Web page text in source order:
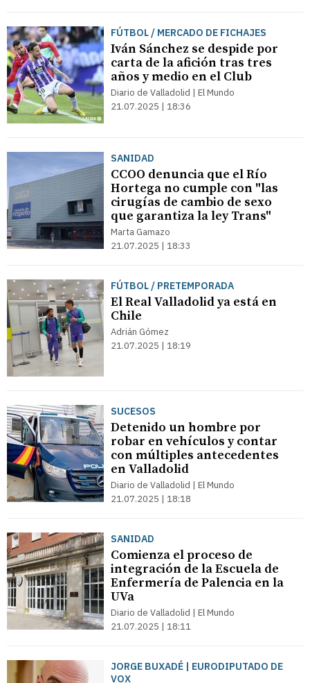
FÚTBOL / MERCADO DE FICHAJES
Iván Sánchez se despide por
carta de la afición tras tres
años y medio en el Club
Diario de Valladolid | El Mundo
21.07.2025 | 18:36
SANIDAD
CCOO denuncia que el Río
Hortega no cumple con "las
cirugías de cambio de sexo
que garantiza la ley Trans"
Marta Gamazo
21.07.2025 | 18:33
FÚTBOL / PRETEMPORADA
El Real Valladolid ya está en
Chile
Adrián Gómez
21.07.2025 | 18:19
SUCESOS
Detenido un hombre por
robar en vehículos y contar
con múltiples antecedentes
en Valladolid
Diario de Valladolid | El Mundo
21.07.2025 | 18:18
SANIDAD
Comienza el proceso de
integración de la Escuela de
Enfermería de Palencia en la
UVa
Diario de Valladolid | El Mundo
21.07.2025 | 18:11
JORGE BUXADÉ | EURODIPUTADO DE
VOX